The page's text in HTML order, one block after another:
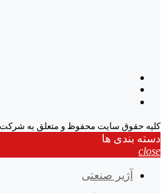
کلیه حقوق سایت محفوظ و متعلق به
دسته بندی ها
close
آژیر صنعتی